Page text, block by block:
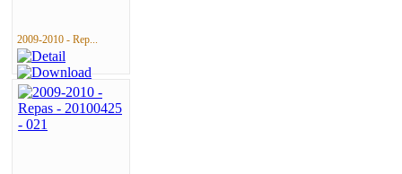
2009-2010 - Rep...